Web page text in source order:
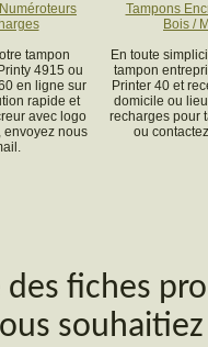
tampon
4915 ou
en ligne sur
rapide et
avec logo
nous
Tampons
Bois /
En toute
tampon
Printer 40 et
domicile ou
recharges pour
ou
fiches